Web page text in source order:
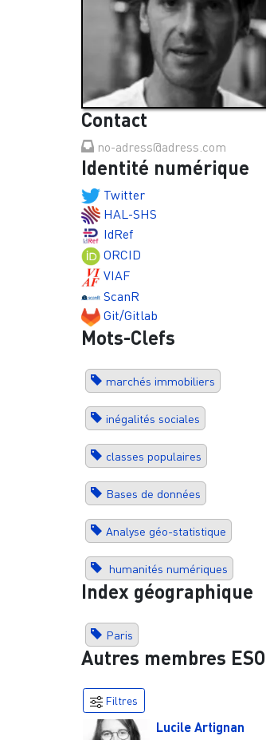
Contact
no-adress@adress.com
Identité numérique
Twitter
HAL-SHS
IdRef
ORCID
VIAF
ScanR
Git/Gitlab
Mots-Clefs
marchés immobiliers
inégalités sociales
classes populaires
Bases de données
Analyse géo-statistique
humanités numériques
Index géographique
Paris
Autres membres ESO
Filtres
Lucile Artignan